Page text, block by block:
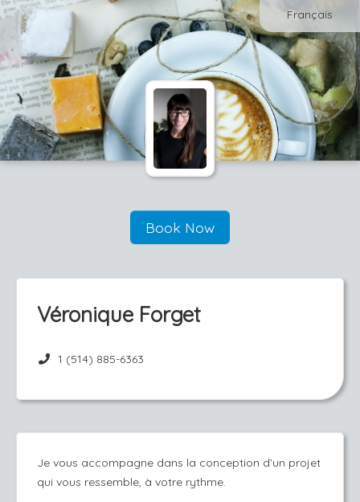
Français
Book Now
Véronique Forget
1 (514) 885-6363
Je vous accompagne dans la conception d’un projet
qui vous ressemble, à votre rythme.